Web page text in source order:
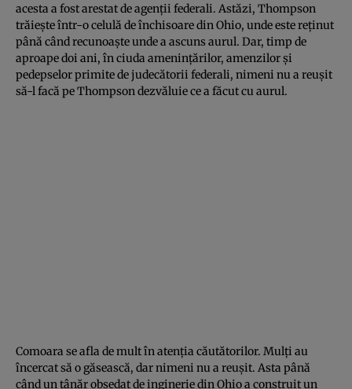
acesta a fost arestat de agenţii federali. Astăzi, Thompson
trăieşte într-o celulă de închisoare din Ohio, unde este reţinut
până când recunoaşte unde a ascuns aurul. Dar, timp de
aproape doi ani, în ciuda ameninţărilor, amenzilor şi
pedepselor primite de judecătorii federali, nimeni nu a reuşit
să-l facă pe Thompson dezvăluie ce a făcut cu aurul.
Comoara se afla de mult în atenţia căutătorilor. Mulţi au
încercat să o găsească, dar nimeni nu a reuşit. Asta până
când un tânăr obsedat de inginerie din Ohio a construit un